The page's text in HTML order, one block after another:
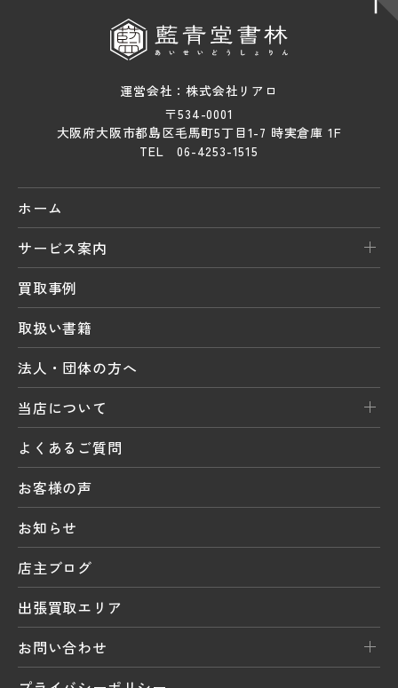
運営会社：株式会社リアロ
〒534-0001
大阪府大阪市都島区毛馬町5丁目1-7 時実倉庫 1F
TEL 06-4253-1515
ホーム
サービス案内
買取事例
取扱い書籍
法人・団体の方へ
当店について
よくあるご質問
お客様の声
お知らせ
店主ブログ
出張買取エリア
お問い合わせ